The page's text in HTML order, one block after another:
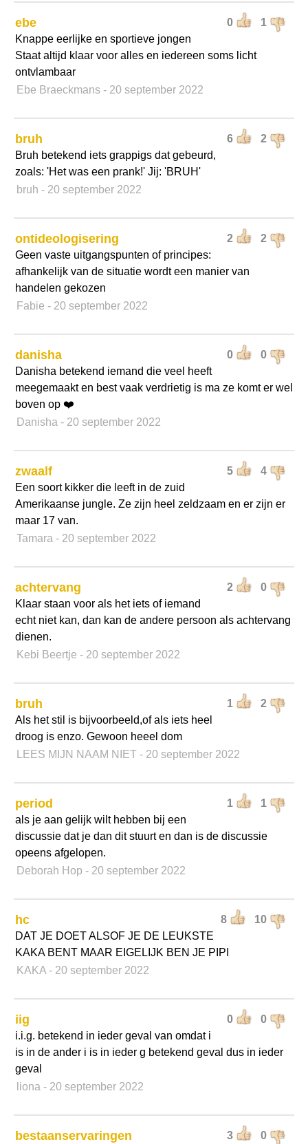
0 1
ebe
Knappe eerlijke en sportieve jongen
Staat altijd klaar voor alles en iedereen soms licht
ontvlambaar
Ebe Braeckmans - 20 september 2022
6 2
bruh
Bruh betekend iets grappigs dat gebeurd,
zoals: 'Het was een prank!' Jij: 'BRUH'
bruh - 20 september 2022
2 2
ontideologisering
Geen vaste uitgangspunten of principes:
afhankelijk van de situatie wordt een manier van
handelen gekozen
Fabie - 20 september 2022
0 0
danisha
Danisha betekend iemand die veel heeft
meegemaakt en best vaak verdrietig is ma ze komt er wel
boven op ❤️
Danisha - 20 september 2022
5 4
zwaalf
Een soort kikker die leeft in de zuid
Amerikaanse jungle. Ze zijn heel zeldzaam en er zijn er
maar 17 van.
Tamara - 20 september 2022
2 0
achtervang
Klaar staan voor als het iets of iemand
echt niet kan, dan kan de andere persoon als achtervang
dienen.
Kebi Beertje - 20 september 2022
1 2
bruh
Als het stil is bijvoorbeeld,of als iets heel
droog is enzo. Gewoon heeel dom
LEES MIJN NAAM NIET - 20 september 2022
1 1
period
als je aan gelijk wilt hebben bij een
discussie dat je dan dit stuurt en dan is de discussie
opeens afgelopen.
Deborah Hop - 20 september 2022
8 10
hc
DAT JE DOET ALSOF JE DE LEUKSTE
KAKA BENT MAAR EIGELIJK BEN JE PIPI
KAKA - 20 september 2022
0 0
iig
i.i.g. betekend in ieder geval van omdat i
is in de ander i is in ieder g betekend geval dus in ieder
geval
liona - 20 september 2022
3 0
bestaanservaringen